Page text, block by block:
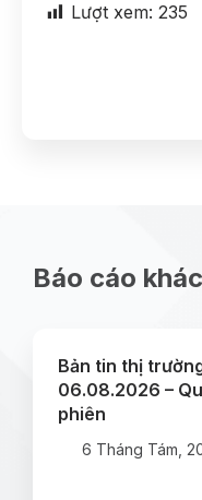
Lượt xem: 235
Báo cáo khác
Bản tin thị
06.08.2026 –
phiên
6 Tháng Tám,